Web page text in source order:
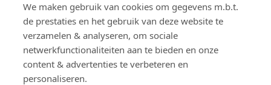
We maken gebruik van cookies om gegevens m.b.t.
de prestaties en het gebruik van deze website te
verzamelen & analyseren, om sociale
netwerkfunctionaliteiten aan te bieden en onze
content & advertenties te verbeteren en
personaliseren.
Sinds 24 juli 2026 gelden in de Verenigde Staten
nieuwe invoerheffingen voor producten uit 60
handelspartners, waaronder de Europese Unie. Voor
Europese producten komt er niet automatisch 10%
boven op het bestaande invoertarief.